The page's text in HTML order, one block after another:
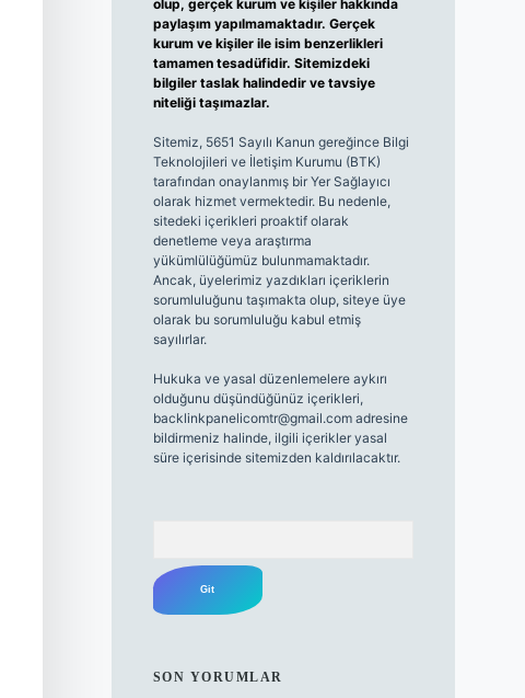
olup, gerçek kurum ve kişiler hakkında
paylaşım yapılmamaktadır. Gerçek
kurum ve kişiler ile isim benzerlikleri
tamamen tesadüfidir. Sitemizdeki
bilgiler taslak halindedir ve tavsiye
niteliği taşımazlar.
Sitemiz, 5651 Sayılı Kanun gereğince Bilgi
Teknolojileri ve İletişim Kurumu (BTK)
tarafından onaylanmış bir Yer Sağlayıcı
olarak hizmet vermektedir. Bu nedenle,
sitedeki içerikleri proaktif olarak
denetleme veya araştırma
yükümlülüğümüz bulunmamaktadır.
Ancak, üyelerimiz yazdıkları içeriklerin
sorumluluğunu taşımakta olup, siteye üye
olarak bu sorumluluğu kabul etmiş
sayılırlar.
Hukuka ve yasal düzenlemelere aykırı
olduğunu düşündüğünüz içerikleri,
backlinkpanelicomtr@gmail.comadresine
bildirmeniz halinde, ilgili içerikler yasal
süre içerisinde sitemizden kaldırılacaktır.
SON YORUMLAR